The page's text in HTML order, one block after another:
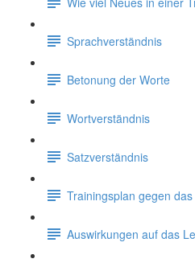
Sprachverständnis
Betonung der Worte
Wortverständnis
Satzverständnis
Trainingsplan gegen
Auswirkungen auf das